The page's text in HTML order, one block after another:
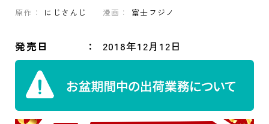
原作： にじさんじ 漫画： 富士フジノ
発売日 2018年12月12日